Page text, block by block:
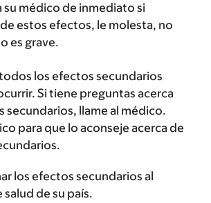
su médico de inmediato si
estos efectos, le molesta, no
es grave.
los efectos secundarios
Si tiene preguntas acerca
secundarios, llame al médico.
para que lo aconseje acerca de
los efectos secundarios al
de su país.